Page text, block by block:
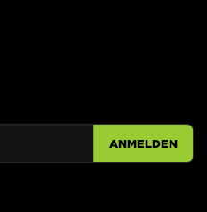
ANMELDEN